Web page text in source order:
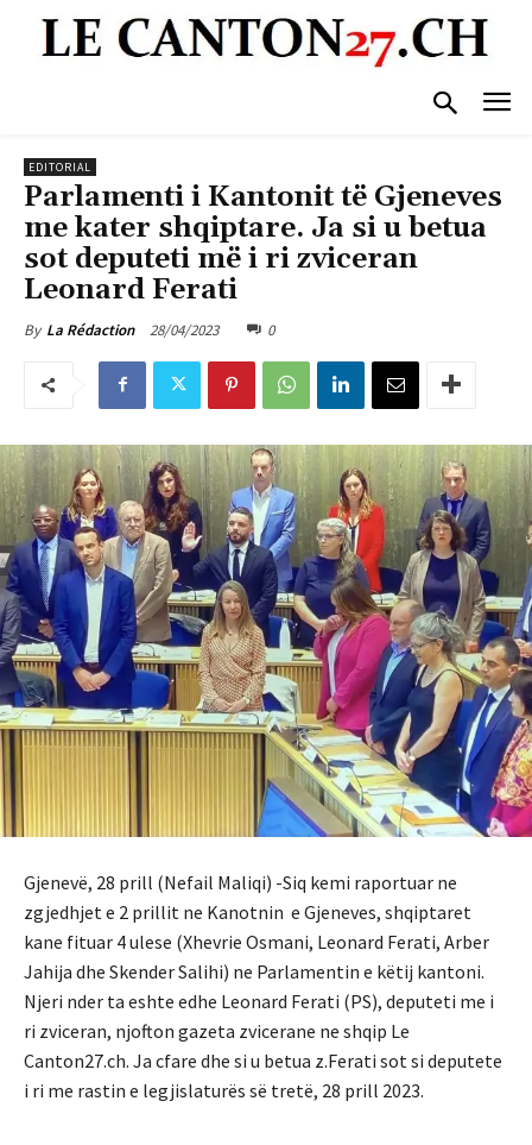
EDITORIAL
Parlamenti i Kantonit të Gjeneves
me kater shqiptare. Ja si u betua
sot deputeti më i ri zviceran
Leonard Ferati
By La Rédaction 28/04/2023 0
Gjenevë, 28 prill (Nefail Maliqi) -Siq kemi raportuar ne
zgjedhjet e 2 prillit ne Kanotnin e Gjeneves, shqiptaret
kane fituar 4 ulese (Xhevrie Osmani, Leonard Ferati, Arber
Jahija dhe Skender Salihi) ne Parlamentin e këtij kantoni.
Njeri nder ta eshte edhe Leonard Ferati (PS), deputeti me i
ri zviceran, njofton gazeta zvicerane ne shqip Le
Canton27.ch. Ja cfare dhe si u betua z.Ferati sot si deputete
i ri me rastin e legjislaturës së tretë, 28 prill 2023.